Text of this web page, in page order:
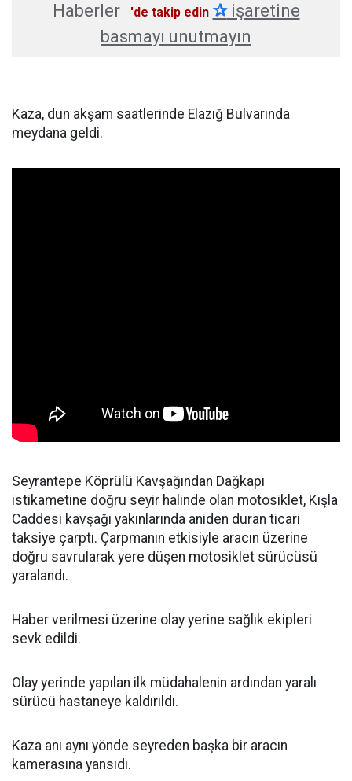
Haberler
'de takip edin ✰işaretine
basmayı unutmayın
Kaza, dün akşam saatlerinde Elazığ Bulvarında
meydana geldi.
Seyrantepe Köprülü Kavşağından Dağkapı
istikametine doğru seyir halinde olan motosiklet, Kışla
Caddesi kavşağı yakınlarında aniden duran ticari
taksiye çarptı. Çarpmanın etkisiyle aracın üzerine
doğru savrularak yere düşen motosiklet sürücüsü
yaralandı.
Haber verilmesi üzerine olay yerine sağlık ekipleri
sevk edildi.
Olay yerinde yapılan ilk müdahalenin ardından yaralı
sürücü hastaneye kaldırıldı.
Kaza anı aynı yönde seyreden başka bir aracın
kamerasına yansıdı.